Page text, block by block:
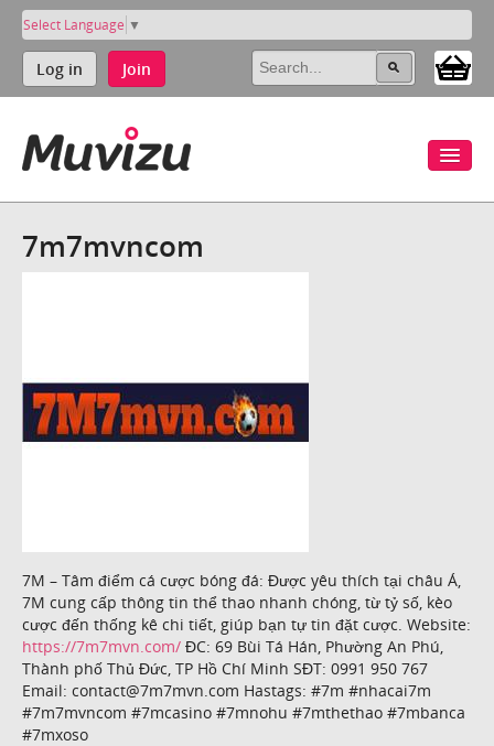
Select Language ▼
Log in Join
7m7mvncom
7M – Tâm điểm cá cược bóng đá: Được yêu thích tại châu Á,
7M cung cấp thông tin thể thao nhanh chóng, từ tỷ số, kèo
cược đến thống kê chi tiết, giúp bạn tự tin đặt cược. Website:
https://7m7mvn.com/ ĐC: 69 Bùi Tá Hán, Phường An Phú,
Thành phố Thủ Đức, TP Hồ Chí Minh SĐT: 0991 950 767
Email: contact@7m7mvn.com Hastags: #7m #nhacai7m
#7m7mvncom #7mcasino #7mnohu #7mthethao #7mbanca
#7mxoso